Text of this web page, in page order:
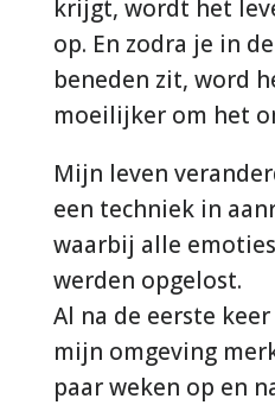
krijgt, wordt het
op. En zodra je in
beneden zit, word
moeilijker om het
Mijn leven
een techniek in
waarbij alle
werden opgelost.
Al na de eerste
mijn omgeving
paar weken op en